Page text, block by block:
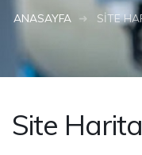
ANASAYFA SITE
Site